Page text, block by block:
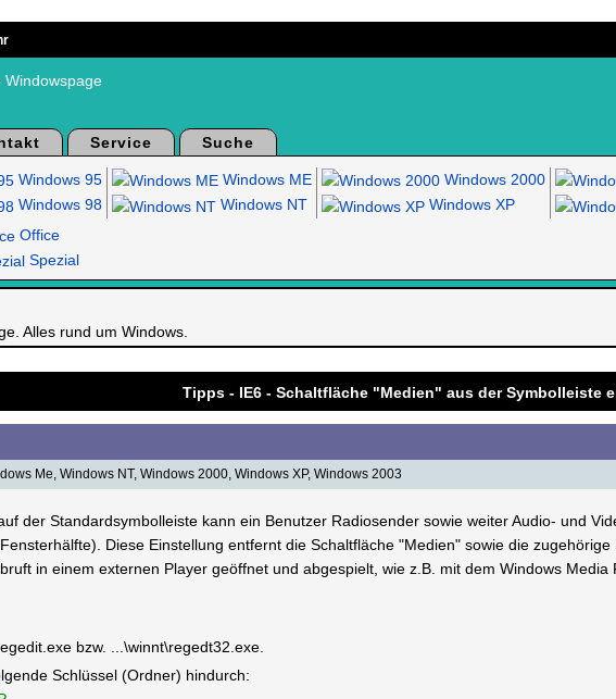
Service
Suche
Windows 95
Windows 98
Windows ME
Windows NT
Windows 2000
Windows XP
Office
Spezial
Alles rund um Windows.
Tipps - IE6 - Schaltfläche "Medien" aus der Symbolleiste
Me, Windows NT, Windows 2000, Windows XP, Windows 2003
der Standardsymbolleiste kann ein Benutzer Radiosender sowie weiter Audio- und
Diese Einstellung entfernt die Schaltfläche "Medien" sowie die
in einem externen Player geöffnet und abgespielt, wie z.B. mit dem Windows Media
bzw. ...\winnt\regedt32.exe.
Schlüssel (Ordner) hindurch: